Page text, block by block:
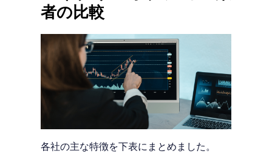
者の比較
各社の主な特徴を下表にまとめました。